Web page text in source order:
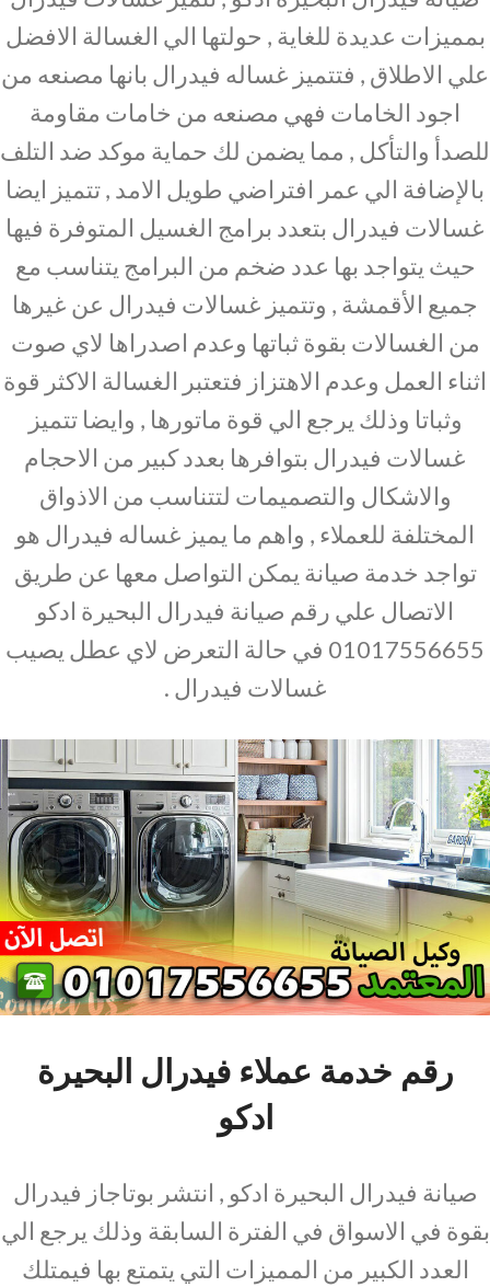
بمميزات عديدة للغاية , حولتها الي الغسالة الافضل
علي الاطلاق , فتتميز غساله فيدرال بانها مصنعه من
اجود الخامات فهي مصنعه من خامات مقاومة
للصدأ والتأكل , مما يضمن لك حماية موكد ضد التلف
بالإضافة الي عمر افتراضي طويل الامد , تتميز ايضا
غسالات فيدرال بتعدد برامج الغسيل المتوفرة فيها
حيث يتواجد بها عدد ضخم من البرامج يتناسب مع
جميع الأقمشة , وتتميز غسالات فيدرال عن غيرها
من الغسالات بقوة ثباتها وعدم اصدراها لاي صوت
اثناء العمل وعدم الاهتزاز فتعتبر الغسالة الاكثر قوة
وثباتا وذلك يرجع الي قوة ماتورها , وايضا تتميز
غسالات فيدرال بتوافرها بعدد كبير من الاحجام
والاشكال والتصميمات لتتناسب من الاذواق
المختلفة للعملاء , واهم ما يميز غساله فيدرال هو
تواجد خدمة صيانة يمكن التواصل معها عن طريق
الاتصال علي رقم صيانة فيدرال البحيرة ادكو
01017556655 في حالة التعرض لاي عطل يصيب
غسالات فيدرال .
رقم خدمة عملاء فيدرال البحيرة
ادكو
صيانة فيدرال البحيرة ادكو , انتشر بوتاجاز فيدرال
بقوة في الاسواق في الفترة السابقة وذلك يرجع الي
العدد الكبير من المميزات التي يتمتع بها فيمتلك